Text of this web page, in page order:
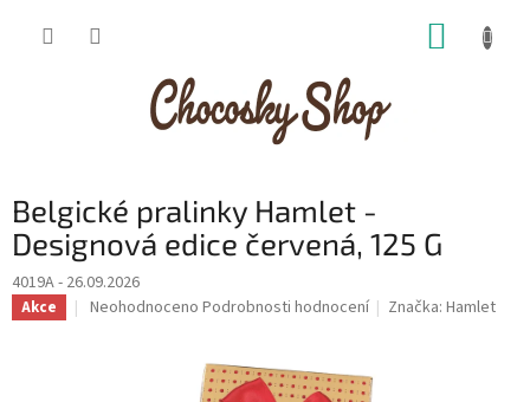
Belgické pralinky Hamlet -
Designová edice červená, 125 G
4019A - 26.09.2026
Akce
Průměrné
Neohodnoceno Podrobnosti hodnocení Značka:Hamlet